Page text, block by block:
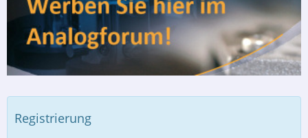
Registrierung